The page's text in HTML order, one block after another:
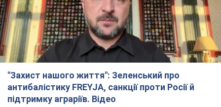
"Захист нашого життя": Зеленський про
антибалістику FREYJA, санкції проти Росії й
підтримку аграріїв. Відео